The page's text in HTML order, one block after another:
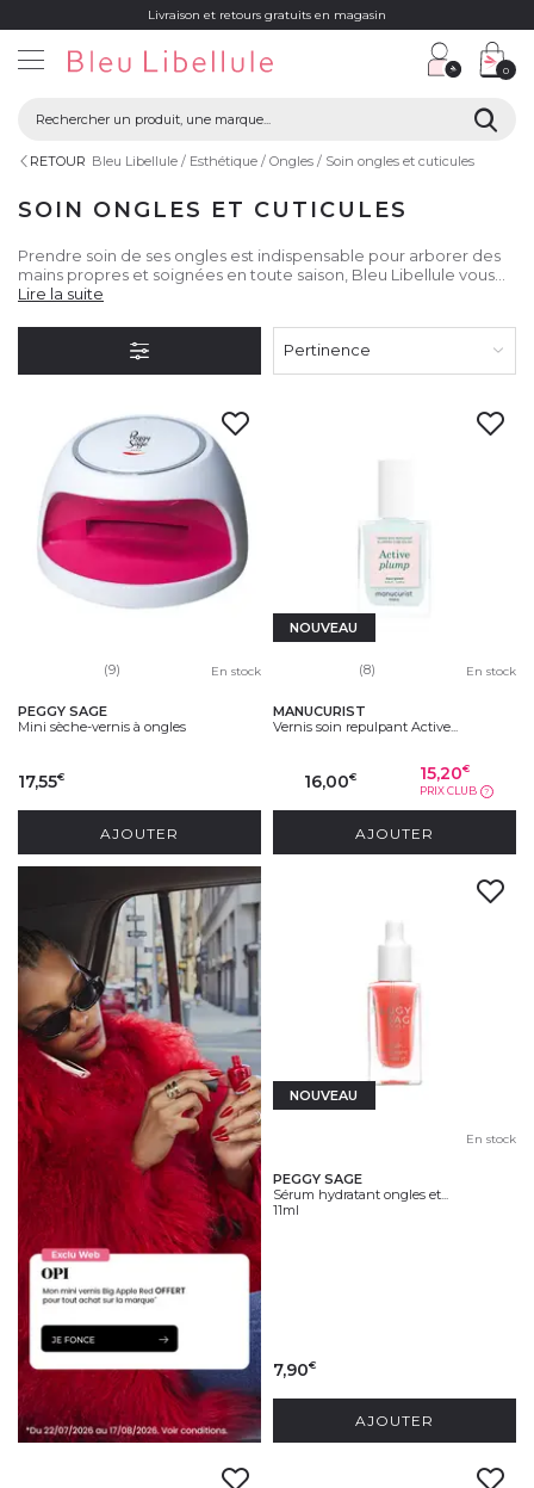
Livraison et retours gratuits en magasin
0
RETOUR Bleu Libellule Esthétique Ongles Soin ongles et cuticules
SOIN ONGLES ET CUTICULES
Prendre soin de ses ongles est indispensable pour arborer des
mains propres et soignées en toute saison, Bleu Libellule vous
aide avec de nombreux produits de marques professionnelles !
Lire la suite
Pertinence
(9) En stock
PEGGY SAGE
Mini sèche-vernis à ongles
17,55€
AJOUTER
NOUVEAU
(8) En stock
MANUCURIST
Vernis soin repulpant Active...
16,00€ 15,20€
PRIX CLUB ?
AJOUTER
NOUVEAU
En stock
PEGGY SAGE
Sérum hydratant ongles et...
11ml
7,90€
AJOUTER